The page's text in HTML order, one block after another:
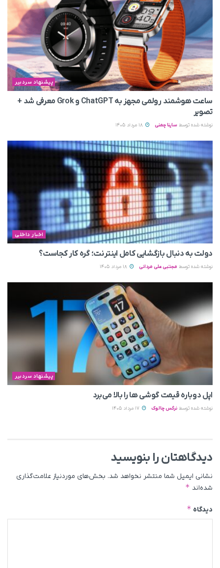
پیشنهاد سردبیر
ساعت هوشمند رولمی مجهز به ChatGPT و Grok معرفی شد +
تصویر
نوشته شده توسط ساینا چمنی
اخبار داخلی
دولت به دنبال بازگشایی کامل اینترنت؛ گره کار کجاست؟
نوشته شده توسط مجتبی علی مردانی
پیشنهاد سردبیر
اپل دوباره قیمت‌ گوشی ها را بالا می‌برد
نوشته شده توسط نرگس چالوک
دیدگاهتان را بنویسید
نشانی ایمیل شما منتشر نخواهد شد. بخش‌های موردنیاز علامت‌گذاری
شده‌اند *
دیدگاه *